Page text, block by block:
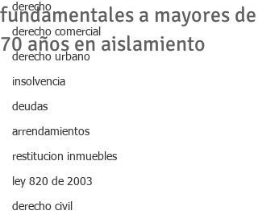
derecho
derecho comercial
derecho urbano
insolvencia
deudas
arrendamientos
restitucion inmuebles
ley 820 de 2003
derecho civil
fundamentales a mayores de
70 años en aislamiento